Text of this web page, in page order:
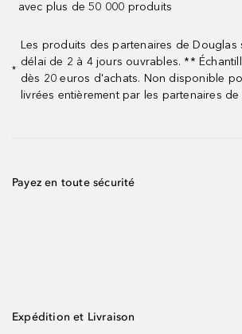
avec plus de 50 000 produits
*
Les produits des partenaires de Douglas
délai de 2 à 4 jours ouvrables. **
dès 20 euros d'achats. Non disponible
livrées entièrement par les partenaires de
Payez en toute sécurité
Expédition et Livraison